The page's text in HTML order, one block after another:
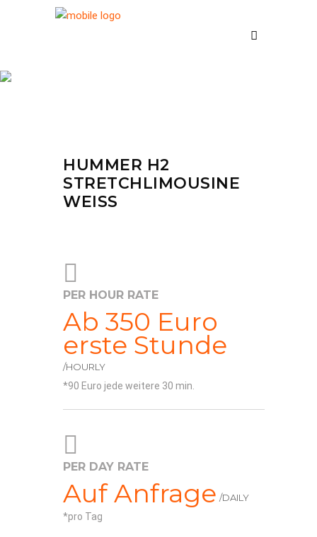
HUMMER H2
STRETCHLIMOUSINE
WEISS
PER HOUR RATE
Ab 350 Euro
erste Stunde
/HOURLY
90 Euro jede weitere 30 min.
PER DAY RATE
Auf Anfrage /DAILY
pro Tag